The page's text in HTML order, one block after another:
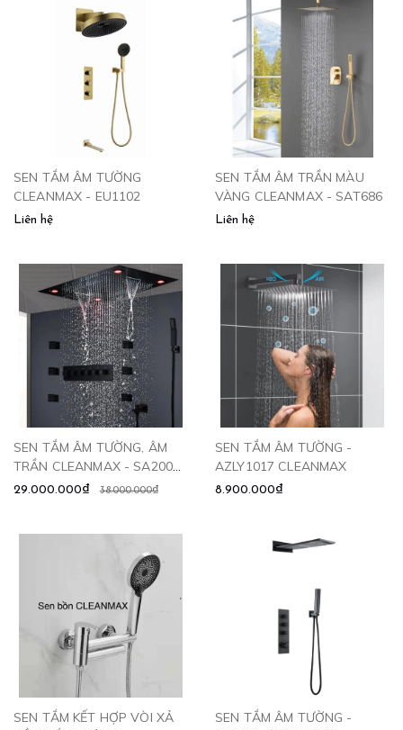
SEN TẮM ÂM TƯỜNG
CLEANMAX - EU1102
Liên hệ
SEN TẮM ÂM TRẦN MÀU
VÀNG CLEANMAX - SAT686
Liên hệ
SEN TẮM ÂM TƯỜNG, ÂM
TRẦN CLEANMAX - SA2003
CLEANMAX
29.000.000₫ 38.000.000₫
SEN TẮM ÂM TƯỜNG -
AZLY1017 CLEANMAX
8.900.000₫
SEN TẮM KẾT HỢP VÒI XẢ
SEN TẮM ÂM TƯỜNG -